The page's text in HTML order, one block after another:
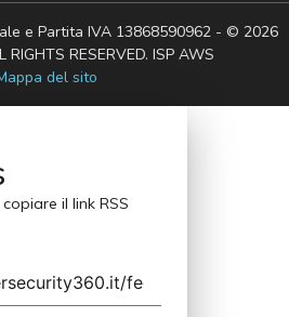
e Partita IVA 13868590962 - © 2026
RESERVED. ISP AWS
del sito
il link RSS